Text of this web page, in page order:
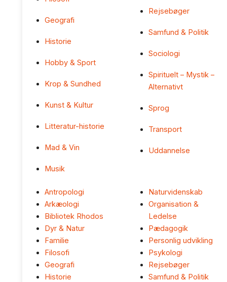
Geografi
Historie
Hobby & Sport
Krop & Sundhed
Kunst & Kultur
Litteratur-historie
Mad & Vin
Musik
Rejsebøger
Samfund & Politik
Sociologi
Spirituelt – Mystik –
Alternativt
Sprog
Transport
Uddannelse
Antropologi
Arkæologi
Bibliotek Rhodos
Dyr & Natur
Familie
Filosofi
Geografi
Historie
Naturvidenskab
Organisation &
Ledelse
Pædagogik
Personlig udvikling
Psykologi
Rejsebøger
Samfund & Politik